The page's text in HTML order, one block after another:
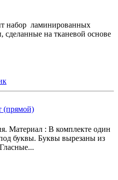
набор ламинированных
на тканевой основе
(прямой)
Материал : В комплекте один
буквы. Буквы вырезаны из